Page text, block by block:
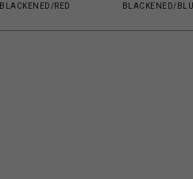
BLACKENED/RED BLACKENED/